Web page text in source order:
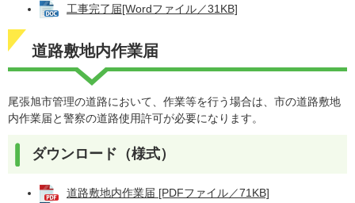
工事完了届[Wordファイル／31KB]
道路敷地内作業届
尾張旭市管理の道路において、作業等を行う場合は、市の道路敷地
内作業届と警察の道路使用許可が必要になります。
ダウンロード（様式）
道路敷地内作業届 [PDFファイル／71KB]